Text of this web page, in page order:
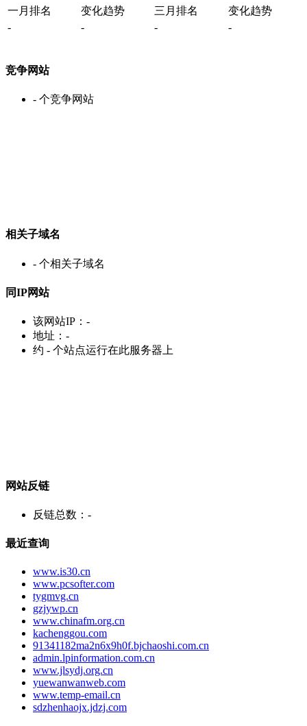
一月排名
变化趋势 三月排名
变化趋势
-
- - -
竞争网站
- 个竞争网站
相关子域名
- 个相关子域名
同IP网站
该网站IP： -
地址： -
约 - 个站点运行在此服务器上
网站反链
反链总数： -
最近查询
www.is30.cn
www.pcsofter.com
tygmvg.cn
gzjywp.cn
www.chinafm.org.cn
kachenggou.com
91341182ma2n6x9h0f.bjchaoshi.com.cn
admin.lpinformation.com.cn
www.jlsydj.org.cn
yuewanwanweb.com
www.temp-email.cn
sdzhenhaojx.jdzj.com